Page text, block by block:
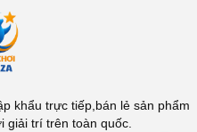
khẩu trực tiếp,bán lẻ sản phẩm
giải trí trên toàn quốc.